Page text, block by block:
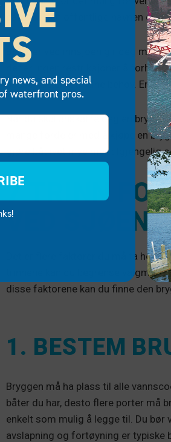
båtene i den offentlige havnen
Brygger ved innsjøen gir deg mer
det er ingen restriksjoner å
passer akkurat til dine behov. En
Når du skal anskaffe deg en
mange fordeler med å kjøpe en
gjøre båtlivet mye mer tilgjengelig
7 TRINN
VED SJØEN
Det er flere faktorer du må ta
trinnene kan du begrense
disse faktorene kan du finne den
1. BESTEM
Bryggen må ha plass til alle
båter du har, desto flere porter må
enkelt som mulig å legge til. Du bør
avslapning og fortøyning er typiske
news, and special
waterfront pros.